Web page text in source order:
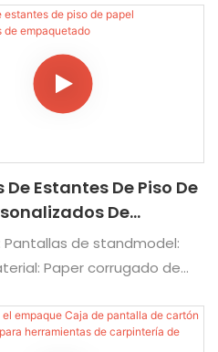
Estantes De Piso De
De
Pantallas de standmodel:
Paper corrugado de
tamaño, obras de arte